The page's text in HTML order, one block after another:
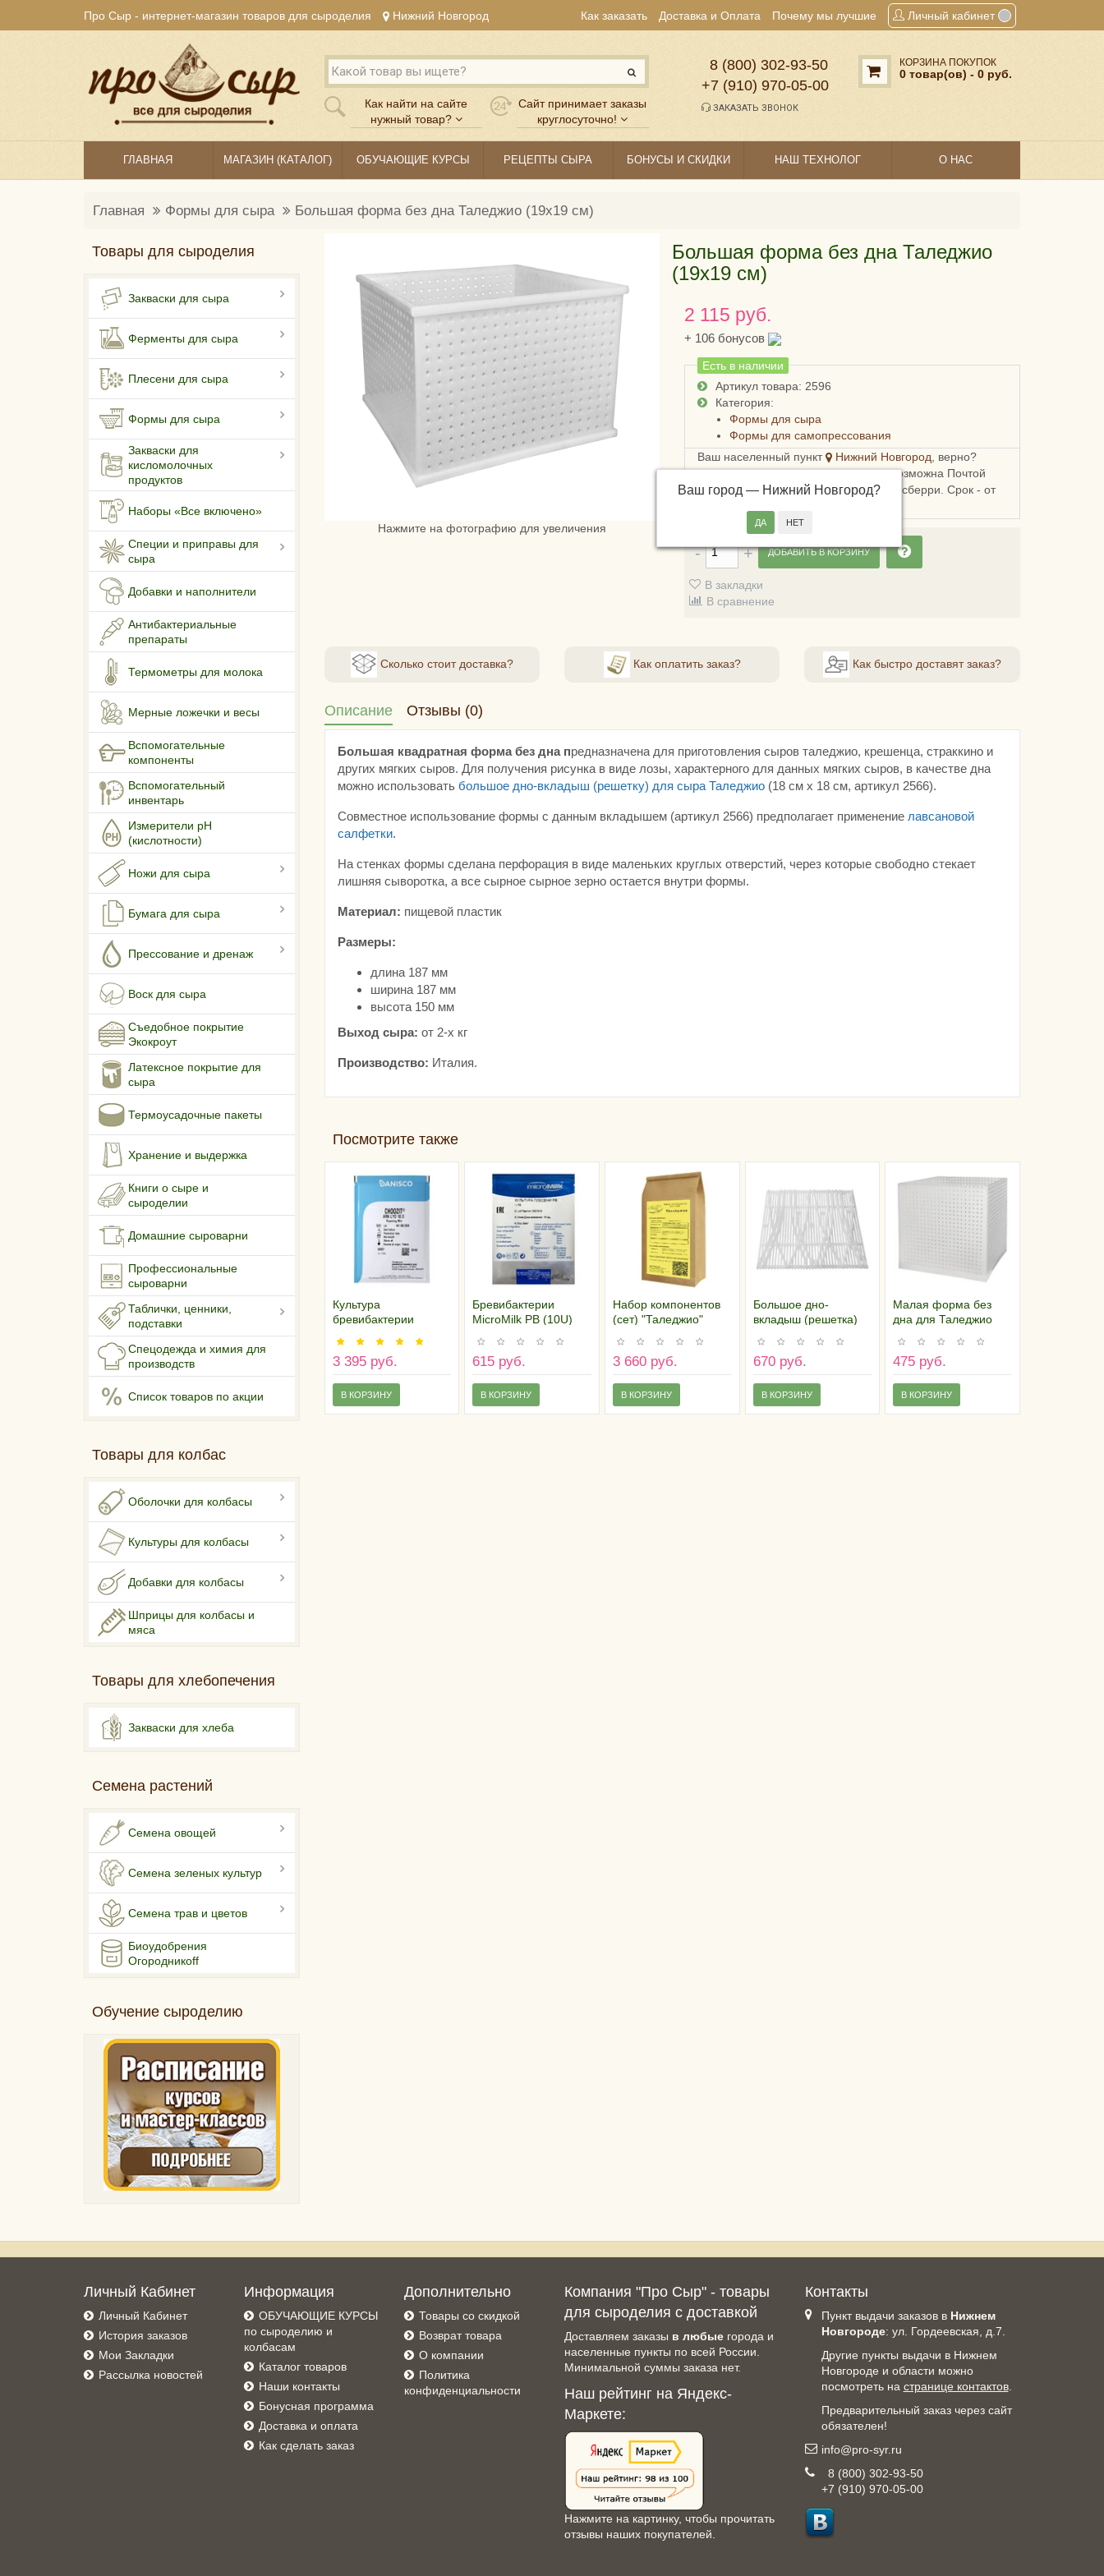
Про Сыр - интернет-магазин товаров для сыроделия Нижний Новгород Как заказать Доставка и Оплата Почему мы лучшие Личный кабинет
Как найти на сайте
нужный товар?
Сайт принимает заказы
круглосуточно!
8 (800) 302‑93‑50
+7 (910) 970‑05‑00
ЗАКАЗАТЬ ЗВОНОК
КОРЗИНА ПОКУПОК
0 товар(ов) - 0 руб.
ГЛАВНАЯ МАГАЗИН (КАТАЛОГ) ОБУЧАЮЩИЕ КУРСЫ РЕЦЕПТЫ СЫРА БОНУСЫ И СКИДКИ НАШ ТЕХНОЛОГ О НАС
Главная Формы для сыра Большая форма без дна Таледжио (19х19 см)
Товары для сыроделия
Закваски для сыра
Ферменты для сыра
Плесени для сыра
Формы для сыра
Закваски для
кисломолочных
продуктов
Наборы «Все включено»
Специи и приправы для
сыра
Добавки и наполнители
Антибактериальные
препараты
Термометры для молока
Мерные ложечки и весы
Вспомогательные
компоненты
Вспомогательный
инвентарь
Измерители pH
(кислотности)
Ножи для сыра
Бумага для сыра
Прессование и дренаж
Воск для сыра
Съедобное покрытие
Экокроут
Латексное покрытие для
сыра
Термоусадочные пакеты
Хранение и выдержка
Книги о сыре и
сыроделии
Домашние сыроварни
Профессиональные
сыроварни
Таблички, ценники,
подставки
Спецодежда и химия для
производств
Список товаров по акции
Товары для колбас
Оболочки для колбасы
Культуры для колбасы
Добавки для колбасы
Шприцы для колбасы и
мяса
Товары для хлебопечения
Закваски для хлеба
Семена растений
Семена овощей
Семена зеленых культур
Семена трав и цветов
Биоудобрения
Огородникоff
Обучение сыроделию
Нажмите на фотографию для увеличения
Большая форма без дна Таледжио
(19х19 см)
2 115 руб.
+ 106 бонусов
Есть в наличии
Артикул товара: 2596
Категория:
Формы для сыра
Формы для самопрессования
Ваш населенный пункт
Нижний Новгород, верно?
Ваш город — Нижний Новгород?
Доставка в Нижегородскую область возможна Почтой
России, СДЭКом, Пятерочкой или Боксберри. Срок - от
ДОБАВИТЬ В КОРЗИНУ
В закладки
В сравнение
Сколько стоит доставка? Как оплатить заказ? Как быстро доставят заказ?
Описание Отзывы (0)
Большая квадратная форма без дна предназначена для приготовления сыров таледжио, крешенца, страккино и
других мягких сыров. Для получения рисунка в виде лозы, характерного для данных мягких сыров, в качестве дна
можно использовать большое дно-вкладыш (решетку) для сыра Таледжио(18 см х 18 см, артикул 2566).
Совместное использование формы с данным вкладышем (артикул 2566) предполагает применение лавсановой
салфетки.
На стенках формы сделана перфорация в виде маленьких круглых отверстий, через которые свободно стекает
лишняя сыворотка, а все сырное сырное зерно остается внутри формы.
Материал: пищевой пластик
Размеры:
длина 187 мм
ширина 187 мм
высота 150 мм
Выход сыра: от 2-х кг
Производство: Италия.
Посмотрите также
Культура
бревибактерии
D)
3 395 руб.
В КОРЗИНУ
Бревибактерии
MicroMilk PB (10U)
615 руб.
В КОРЗИНУ
Набор компонентов
(сет) "Таледжио"
3 660 руб.
В КОРЗИНУ
Большое дно-
вкладыш (решетка)
(18 см х 18 см)
670 руб.
В КОРЗИНУ
Малая форма без
дна для Таледжио
гр)
475 руб.
В КОРЗИНУ
Личный Кабинет
Личный Кабинет
История заказов
Мои Закладки
Рассылка новостей
Информация
ОБУЧАЮЩИЕ КУРСЫ
по сыроделию и
колбасам
Каталог товаров
Наши контакты
Бонусная программа
Доставка и оплата
Как сделать заказ
Дополнительно
Товары со скидкой
Возврат товара
О компании
Политика
конфиденциальности
Компания "Про Сыр" - товары
для сыроделия с доставкой
Доставляем заказы в любые города и
населенные пункты по всей России.
Минимальной суммы заказа нет.
Наш рейтинг на Яндекс-
Маркете:
Нажмите на картинку, чтобы прочитать
отзывы наших покупателей.
Контакты
Пункт выдачи заказов в Нижнем
Новгороде: ул. Гордеевская, д.7.
Другие пункты выдачи в Нижнем
Новгороде и области можно
посмотреть на странице контактов.
Предварительный заказ через сайт
обязателен!
info@pro-syr.ru
8 (800) 302-93-50
+7 (910) 970-05-00